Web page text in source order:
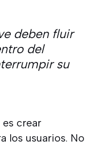
deben fluir
del
su
crear
los usuarios. No